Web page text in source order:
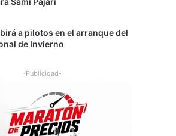
a pilotos en el arranque del
de Invierno
-Publicidad-